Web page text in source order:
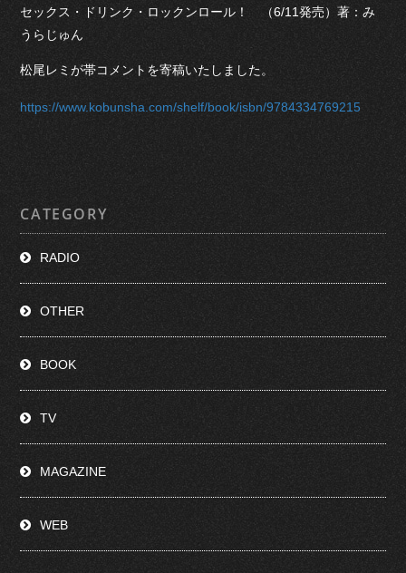
セックス・ドリンク・ロックンロール！ （6/11発売）著：み
うらじゅん
松尾レミが帯コメントを寄稿いたしました。
https://www.kobunsha.com/shelf/book/isbn/9784334769215
CATEGORY
RADIO
OTHER
BOOK
TV
MAGAZINE
WEB